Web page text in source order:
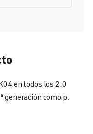
en todos los 2.0
generación como p.